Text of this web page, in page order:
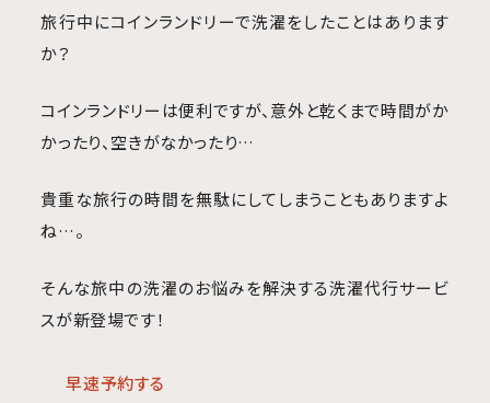
旅行中にコインランドリーで洗濯をしたことはあります
か？
コインランドリーは便利ですが、意外と乾くまで時間がか
かったり、空きがなかったり…
貴重な旅行の時間を無駄にしてしまうこともありますよ
ね…。
そんな旅中の洗濯のお悩みを解決する洗濯代行サービ
スが新登場です！
早速予約する